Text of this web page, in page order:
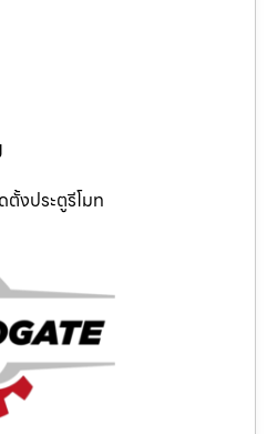
ตั้งประตูรีโมท